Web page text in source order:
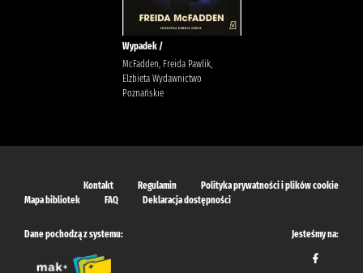
Wypadek /
McFadden, Freida Pawlik,
Elżbieta Wydawnictwo
Poznańskie
Kontakt Regulamin
Polityka prywatności i plików cookie
Mapa bibliotek
FAQ Deklaracja dostępności
Dane pochodzą z systemu: Jesteśmy na: